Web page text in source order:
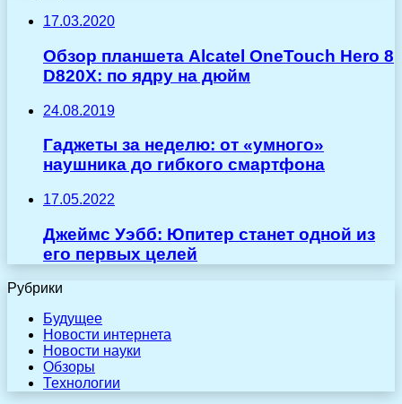
17.03.2020
Обзор планшета Alcatel OneTouch Hero 8
D820Х: по ядру на дюйм
24.08.2019
Гаджеты за неделю: от «умного»
наушника до гибкого смартфона
17.05.2022
Джеймс Уэбб: Юпитер станет одной из
его первых целей
Рубрики
Будущее
Новости интернета
Новости науки
Обзоры
Технологии